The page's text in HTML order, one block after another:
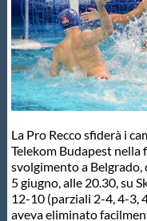
Master
Formazione
Scuole Nuoto
Propaganda
La Pro Recco sfiderà i
Telekom Budapest nella
svolgimento a Belgrado,
5 giugno, alle 20.30, su
12-10 (parziali 2-4, 4-3,
aveva eliminato